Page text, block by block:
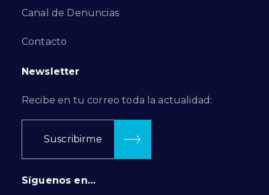
Canal de Denuncias
Contacto
Newsletter
Recibe en tu correo toda la actualidad:
Suscribirme
Síguenos en…